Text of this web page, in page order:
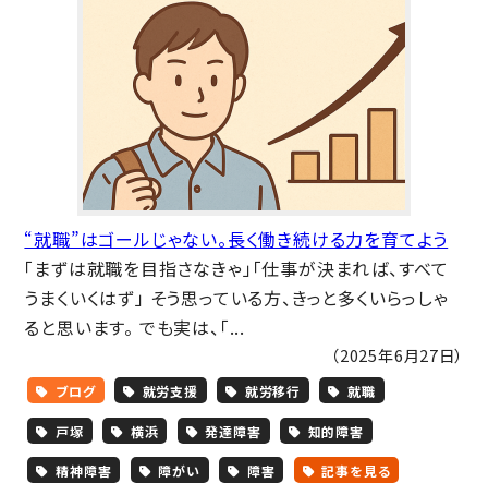
“就職”はゴールじゃない。長く働き続ける力を育てよう
「まずは就職を目指さなきゃ」「仕事が決まれば、すべて
うまくいくはず」 そう思っている方、きっと多くいらっしゃ
ると思います。 でも実は、「...
（2025年6月27日）
ブログ 就労支援 就労移行 就職
戸塚 横浜 発達障害 知的障害
精神障害 障がい 障害 記事を見る